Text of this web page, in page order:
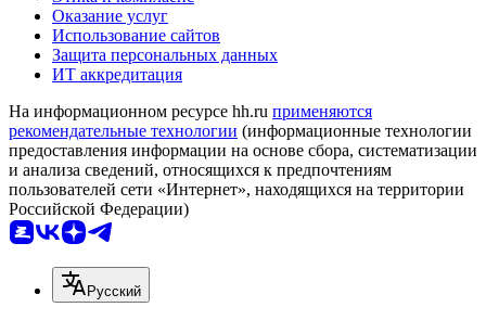
Оказание услуг
Использование сайтов
Защита персональных данных
ИТ аккредитация
На информационном ресурсе hh.ru применяются
рекомендательные технологии (информационные технологии
предоставления информации на основе сбора, систематизации
и анализа сведений, относящихся к предпочтениям
пользователей сети «Интернет», находящихся на территории
Российской Федерации)
Русский